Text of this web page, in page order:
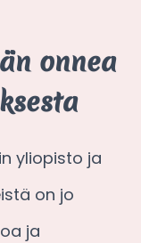
onnea
yliopisto ja
on jo
ja